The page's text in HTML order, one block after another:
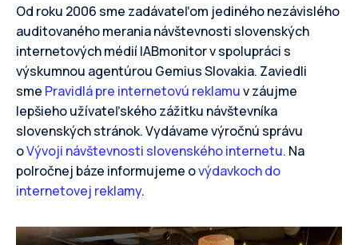
Od roku 2006 sme zadávateľom jediného nezávislého
auditovaného merania návštevnosti slovenských
internetových médií IABmonitor v spolupráci s
výskumnou agentúrou Gemius Slovakia. Zaviedli
sme Pravidlá pre internetovú reklamuv záujme
lepšieho užívateľského zážitku návštevníka
slovenských stránok. Vydávame výročnú správu
oVývoji návštevnosti slovenského internetu. Na
polročnej báze informujeme ovýdavkoch do
internetovej reklamy.